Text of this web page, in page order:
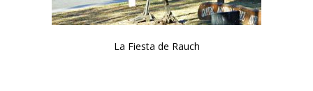
La Fiesta de Rauch